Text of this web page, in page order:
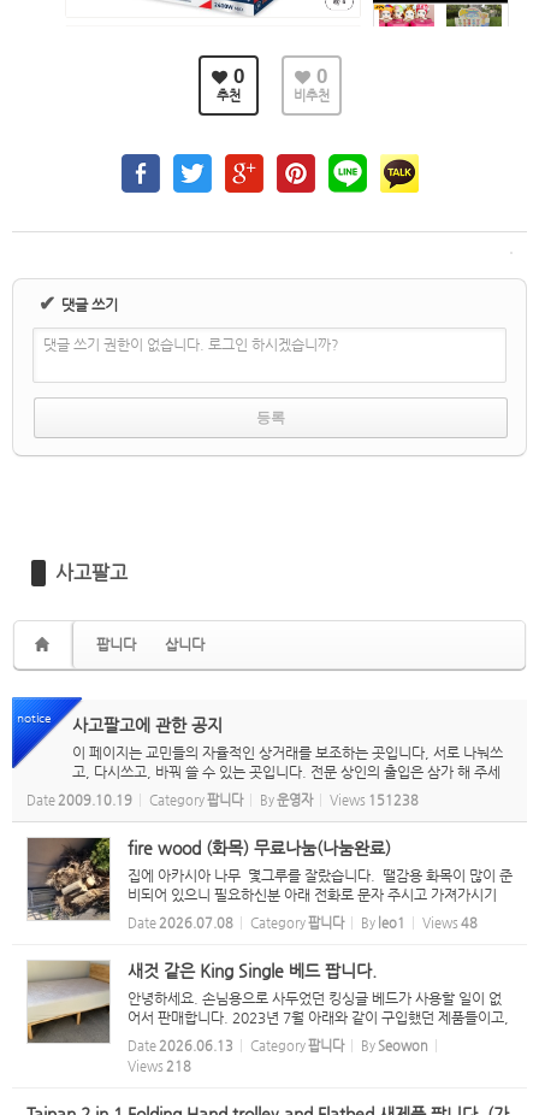
0
추천
0
비추천
✔ 댓글 쓰기
댓글 쓰기 권한이 없습니다. 로그인 하시겠습니까?
사고팔고
팝니다 삽니다
notice 사고팔고에 관한 공지
이 페이지는 교민들의 자율적인 상거래를 보조하는 곳입니다, 서로 나눠쓰
고, 다시쓰고, 바꿔 쓸 수 있는 곳입니다. 전문 상인의 출입은 삼가 해 주세
요. 또한, 도품은 취급하지 않습니다. 도품이라고 여기실 경우, 누구든 waik
atokoreanassociation@gmail.com...
Date 2009.10.19 Category팝니다 By운영자 Views 151238
fire wood (화목) 무료나눔(나눔완료)
집에 아카시아 나무 몇그루를 잘랐습니다. 땔감용 화목이 많이 준
비되어 있으니 필요하신분 아래 전화로 문자 주시고 가져가시기
바랍니다. 승용차로도 운반 할수 있을 정도로 작게 잘라 놨습니
다..
Date 2026.07.08 Category팝니다 By leo1 Views 48
새것 같은 King Single 베드 팝니다.
안녕하세요. 손님용으로 사두었던 킹싱글 베드가 사용할 일이 없
어서 판매합니다. 2023년 7월 아래와 같이 구입했던 제품들이고,
아직 영수증도 있습니다. 손님이 오셔서 딱 두밤 잔게 사용의 전부
라 새 제품 같습니다. 매트리스: Budget Furniture $ 599.00 ...
Date 2026.06.13 Category팝니다 By Seowon
Views 218